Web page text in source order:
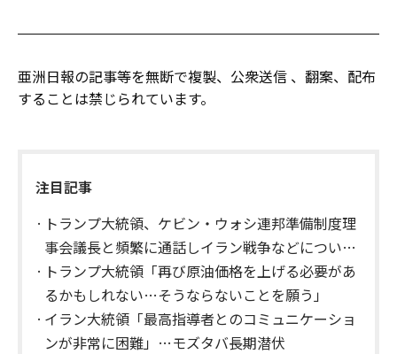
亜洲日報の記事等を無断で複製、公衆送信 、翻案、配布
することは禁じられています。
注目記事
トランプ大統領、ケビン・ウォシ連邦準備制度理
事会議長と頻繁に通話しイラン戦争などについて
助言を求める
トランプ大統領「再び原油価格を上げる必要があ
るかもしれない…そうならないことを願う」
イラン大統領「最高指導者とのコミュニケーショ
ンが非常に困難」…モズタバ長期潜伏